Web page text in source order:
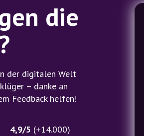
die
der digitalen Welt
– danke an
Feedback helfen!
4,9/5 (+14.000)